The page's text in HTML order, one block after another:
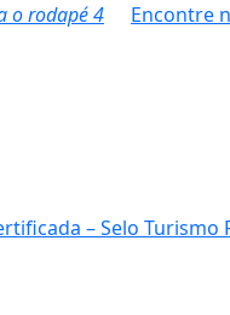
o rodapé4 Encontre
– Selo Turismo